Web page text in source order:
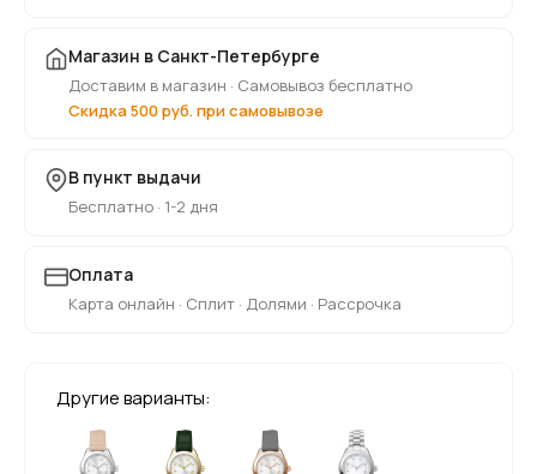
Магазин в Санкт-Петербурге
Доставим в магазин · Самовывоз бесплатно
Скидка 500 руб. при самовывозе
В пункт выдачи
Бесплатно · 1-2 дня
Оплата
Карта онлайн · Сплит · Долями · Рассрочка
Другие варианты: